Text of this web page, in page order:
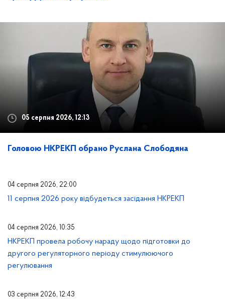
05 серпня 2026, 12:13
Головою НКРЕКП обрано Руслана Слободяна
11 серпня 2026 року відбудеться засідання НКРЕКП
04 серпня 2026, 22:00
НКРЕКП провела робочу нараду щодо підготовки до
другого регуляторного періоду стимулюючого
регулювання
04 серпня 2026, 10:35
03 серпня 2026, 12:43